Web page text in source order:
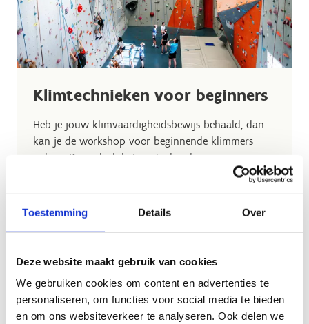
Toestemming Details Over
Deze website maakt gebruik van cookies
We gebruiken cookies om content en advertenties te
personaliseren, om functies voor social media te bieden
en om ons websiteverkeer te analyseren. Ook delen we
Klimtechnieken voor beginners
Heb je jouw klimvaardigheidsbewijs behaald, dan
kan je de workshop voor beginnende klimmers
volgen. De nadruk ligt op techniek,
blessurepreventie en routecoaching. De plaatsen
zijn beperkt, dus snel inschrijven is de boodschap.
Heb je nog vragen? Aarzel zeker niet om ons te
Data 2026:
12/12 & 19/12